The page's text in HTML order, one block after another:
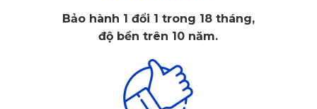
của hãng đều được tối giản kích thước, đảm bảo không che
khuất tầm nhìn, dễ dàng lắp đặt và hài hòa với nội thất xe.
Bảo hành 1 đổi 1 trong 18 tháng,
độ bền trên 10 năm.